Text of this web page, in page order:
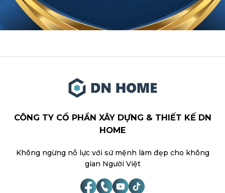
CÔNG TY CỔ PHẦN XÂY DỰNG & THIẾT KẾ DN
HOME
Không ngừng nỗ lực với sứ mệnh làm đẹp cho không
gian Người Việt